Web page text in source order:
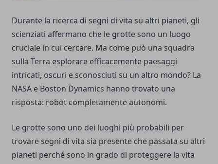
Durante la ricerca di segni di vita su altri pianeti, gli
scienziati affermano che le grotte sono un luogo
cruciale in cui cercare. Ma come può una squadra
sulla Terra esplorare efficacemente paesaggi
intricati, oscuri e sconosciuti su un altro mondo? La
NASA e Boston Dynamics hanno trovato una
risposta: robot completamente autonomi.
Le grotte sono uno dei luoghi più probabili per
trovare segni di vita sia presente che passata su altri
pianeti perché sono in grado di proteggere la vita